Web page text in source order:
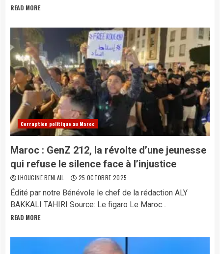
READ MORE
Corruption politique au Maroc
Maroc : GenZ 212, la révolte d’une jeunesse
qui refuse le silence face à l’injustice
LHOUCINE BENLAIL 25 OCTOBRE 2025
Édité par notre Bénévole le chef de la rédaction ALY
BAKKALI TAHIRI Source: Le figaro Le Maroc...
READ MORE